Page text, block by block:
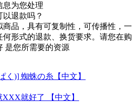
息为您处理
退款吗？
商品，具有可复制性，可传播性，一
何形式的退款、换货要求。请您在购
是您所需要的资源
く)] 蜘蛛の糸【中文】
就好了 【中文】